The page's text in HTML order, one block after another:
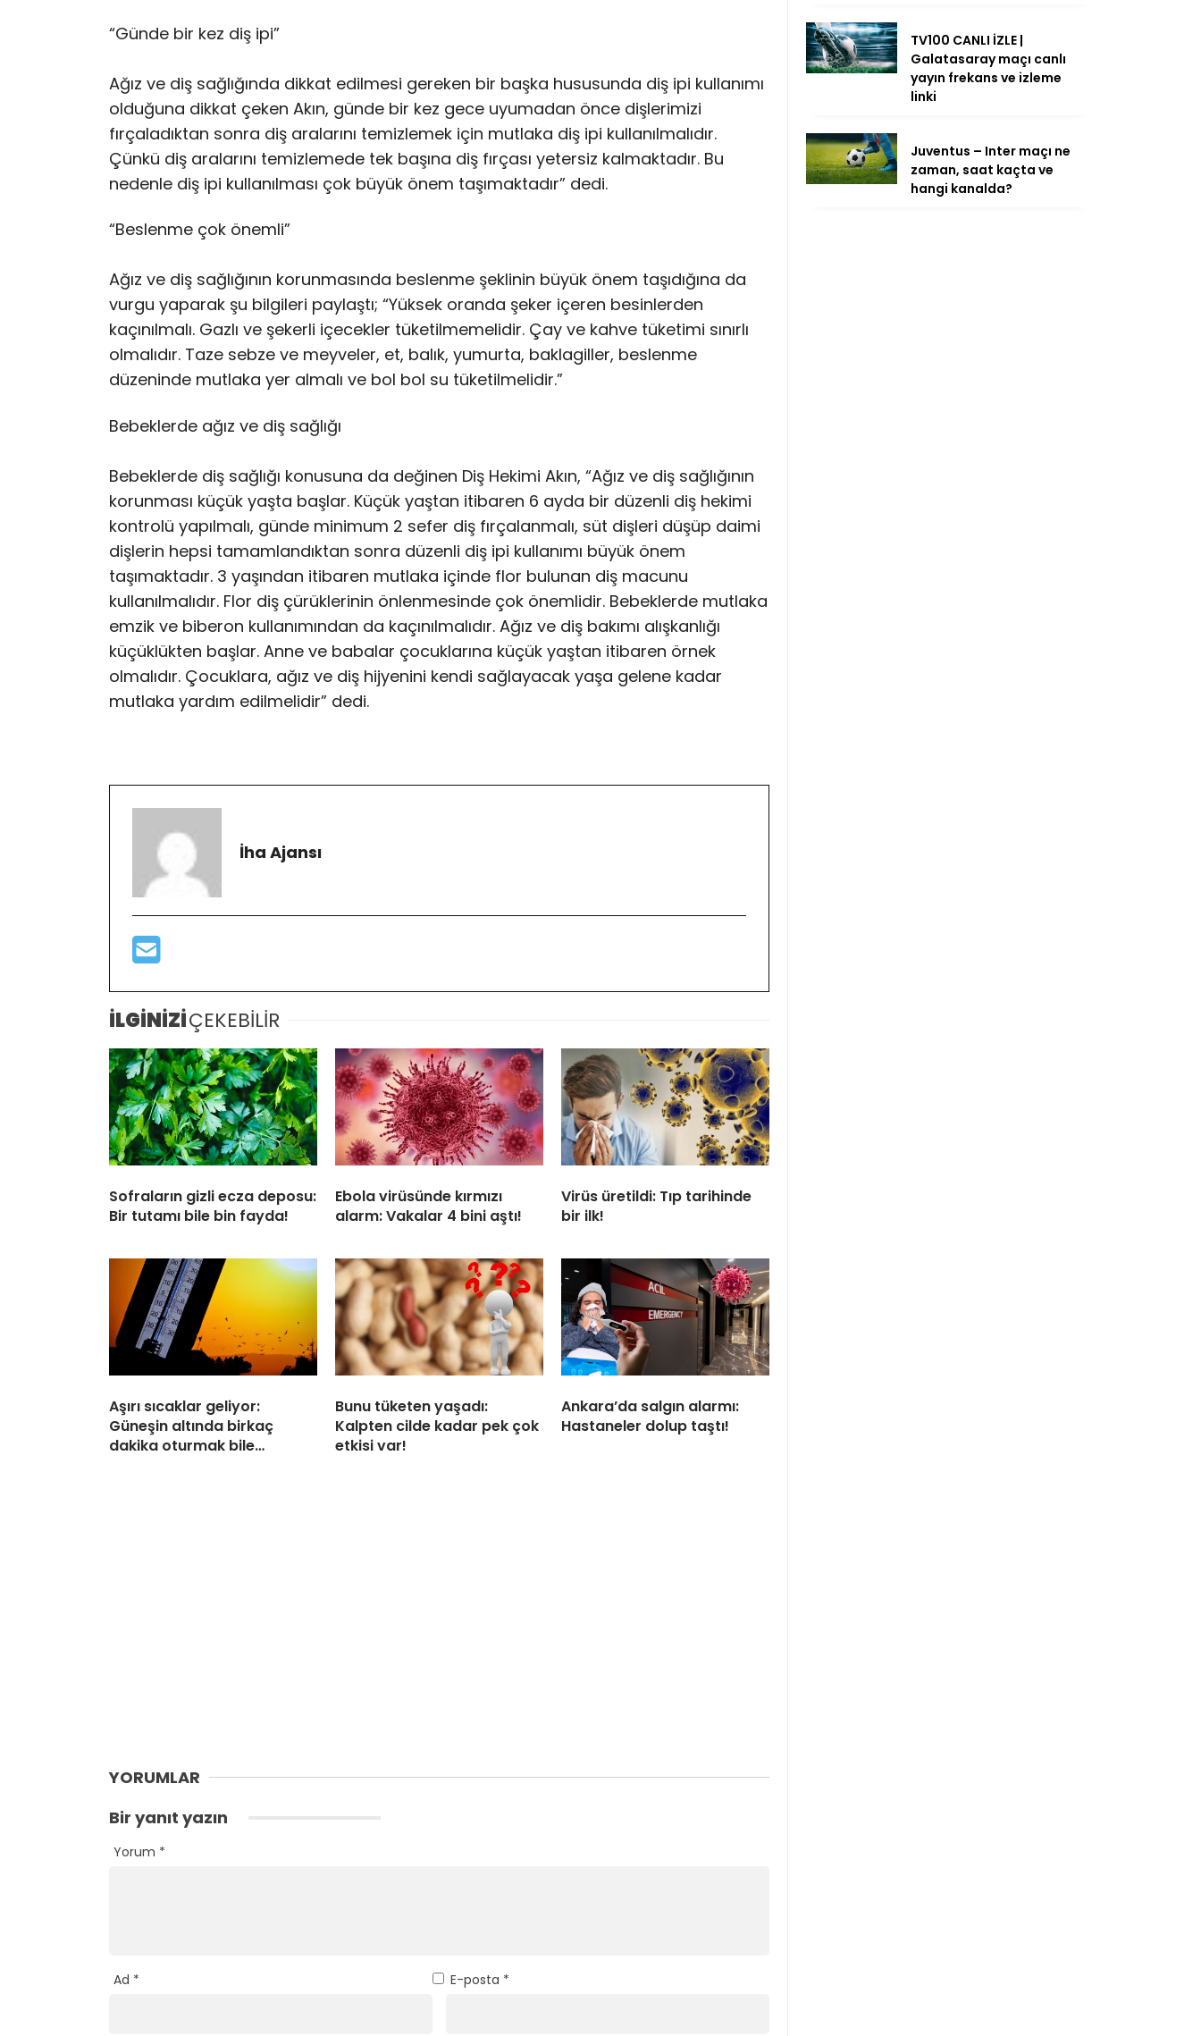
“Günde bir kez diş ipi”
Ağız ve diş sağlığında dikkat edilmesi gereken bir başka hususunda diş ipi kullanımı
olduğuna dikkat çeken Akın, günde bir kez gece uyumadan önce dişlerimizi
fırçaladıktan sonra diş aralarını temizlemek için mutlaka diş ipi kullanılmalıdır.
Çünkü diş aralarını temizlemede tek başına diş fırçası yetersiz kalmaktadır. Bu
nedenle diş ipi kullanılması çok büyük önem taşımaktadır” dedi.
“Beslenme çok önemli”
Ağız ve diş sağlığının korunmasında beslenme şeklinin büyük önem taşıdığına da
vurgu yaparak şu bilgileri paylaştı; “Yüksek oranda şeker içeren besinlerden
kaçınılmalı. Gazlı ve şekerli içecekler tüketilmemelidir. Çay ve kahve tüketimi sınırlı
olmalıdır. Taze sebze ve meyveler, et, balık, yumurta, baklagiller, beslenme
düzeninde mutlaka yer almalı ve bol bol su tüketilmelidir.”
Bebeklerde ağız ve diş sağlığı
Bebeklerde diş sağlığı konusuna da değinen Diş Hekimi Akın, “Ağız ve diş sağlığının
korunması küçük yaşta başlar. Küçük yaştan itibaren 6 ayda bir düzenli diş hekimi
kontrolü yapılmalı, günde minimum 2 sefer diş fırçalanmalı, süt dişleri düşüp daimi
dişlerin hepsi tamamlandıktan sonra düzenli diş ipi kullanımı büyük önem
taşımaktadır. 3 yaşından itibaren mutlaka içinde flor bulunan diş macunu
kullanılmalıdır. Flor diş çürüklerinin önlenmesinde çok önemlidir. Bebeklerde mutlaka
emzik ve biberon kullanımından da kaçınılmalıdır. Ağız ve diş bakımı alışkanlığı
küçüklükten başlar. Anne ve babalar çocuklarına küçük yaştan itibaren örnek
olmalıdır. Çocuklara, ağız ve diş hijyenini kendi sağlayacak yaşa gelene kadar
mutlaka yardım edilmelidir” dedi.
İha Ajansı
İLGİNİZİÇEKEBİLİR
Sofraların gizli ecza deposu:
Bir tutamı bile bin fayda!
Ebola virüsünde kırmızı
alarm: Vakalar 4 bini aştı!
Virüs üretildi: Tıp tarihinde
bir ilk!
Aşırı sıcaklar geliyor:
Güneşin altında birkaç
dakika oturmak bile…
Bunu tüketen yaşadı:
Kalpten cilde kadar pek çok
etkisi var!
Ankara’da salgın alarmı:
Hastaneler dolup taştı!
YORUMLAR
Bir yanıt yazın
Yorum *
Ad * E-posta *
TV100 CANLI İZLE |
Galatasaray maçı canlı
yayın frekans ve izleme
linki
Juventus – Inter maçı ne
zaman, saat kaçta ve
hangi kanalda?